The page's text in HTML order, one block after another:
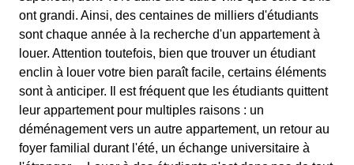
ont grandi. Ainsi, des centaines de milliers d'étudiants
sont chaque année à la recherche d'un appartement à
louer. Attention toutefois, bien que trouver un étudiant
enclin à louer votre bien paraît facile, certains éléments
sont à anticiper. Il est fréquent que les étudiants quittent
leur appartement pour multiples raisons : un
déménagement vers un autre appartement, un retour au
foyer familial durant l'été, un échange universitaire à